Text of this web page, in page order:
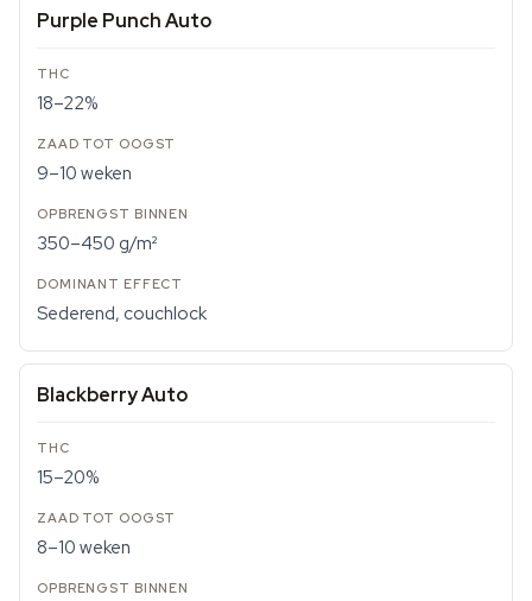
Purple Punch Auto
18–22%
9–10 weken
350–450 g/m²
Sederend, couchlock
Blackberry Auto
15–20%
8–10 weken